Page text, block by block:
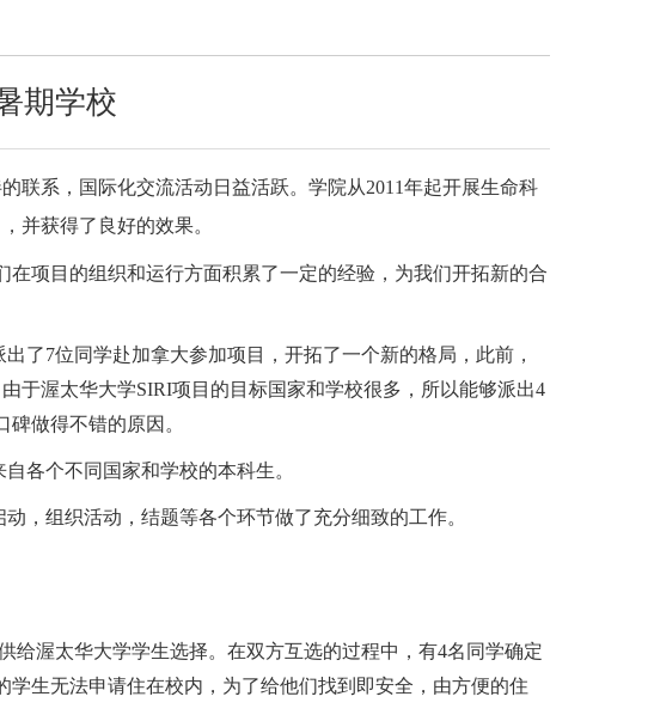
期学校
联系，国际化交流活动日益活跃。学院从2011年起开展生命科
并获得了良好的效果。
项目的组织和运行方面积累了一定的经验，为我们开拓新的合
了7位同学赴加拿大参加项目，开拓了一个新的格局，此前，
于渥太华大学SIRI项目的目标国家和学校很多，所以能够派出4
做得不错的原因。
各个不同国家和学校的本科生。
，组织活动，结题等各个环节做了充分细致的工作。
给渥太华大学学生选择。在双方互选的过程中，有4名同学确定
生无法申请住在校内，为了给他们找到即安全，由方便的住